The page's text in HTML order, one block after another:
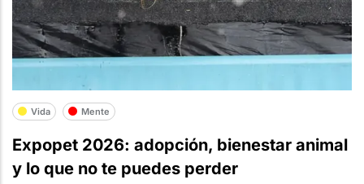
Vida Mente
Expopet 2026: adopción, bienestar animal
y lo que no te puedes perder